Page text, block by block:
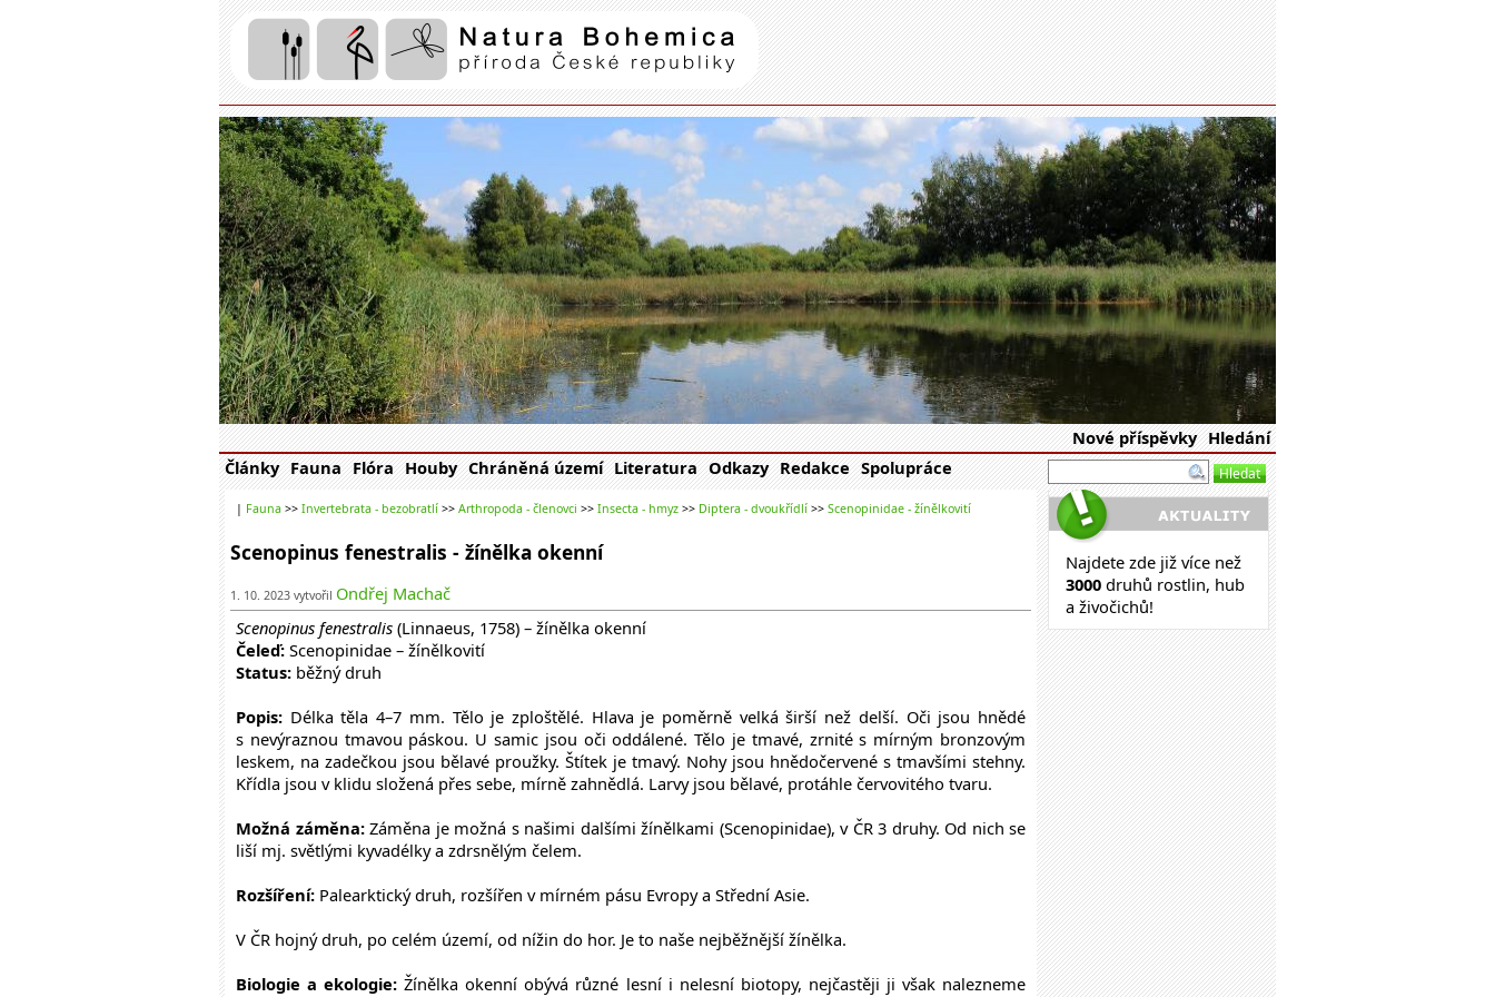
Natura Bohemica| příroda České republiky
Nové příspěvky Hledání
Články Fauna Flóra Houby Chráněná území Literatura Odkazy Redakce Spolupráce
| Fauna >> Invertebrata - bezobratlí >> Arthropoda - členovci >> Insecta - hmyz >> Diptera - dvoukřídlí >> Scenopinidae - žínělkovití
Scenopinus fenestralis - žínělka okenní
1. 10. 2023 vytvořil Ondřej Machač
Scenopinus fenestralis (Linnaeus, 1758) – žínělka okenní
Čeleď: Scenopinidae – žínělkovití
Status: běžný druh
Popis: Délka těla 4–7 mm. Tělo je zploštělé. Hlava je poměrně velká širší než delší. Oči jsou hnědé
s nevýraznou tmavou páskou. U samic jsou oči oddálené. Tělo je tmavé, zrnité s mírným bronzovým
leskem, na zadečkou jsou bělavé proužky. Štítek je tmavý. Nohy jsou hnědočervené s tmavšími stehny.
Křídla jsou v klidu složená přes sebe, mírně zahnědlá. Larvy jsou bělavé, protáhle červovitého tvaru.
Možná záměna:Záměna je možná s našimi dalšími žínělkami (Scenopinidae), v ČR 3 druhy. Od nich se
liší mj. světlými kyvadélky a zdrsnělým čelem.
Rozšíření: Palearktický druh, rozšířen v mírném pásu Evropy a Střední Asie.
V ČR hojný druh, po celém území, od nížin do hor. Je to naše nejběžnější žínělka.
Biologie a ekologie: Žínělka okenní obývá různé lesní i nelesní biotopy, nejčastěji ji však nalezneme
Najdete zde již více než
3000 druhů rostlin, hub
a živočichů!